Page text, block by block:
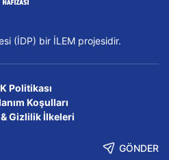
(İDP) bir İLEM projesidir.
Politikası
Koşulları
Gizlilik İlkeleri
GÖNDER